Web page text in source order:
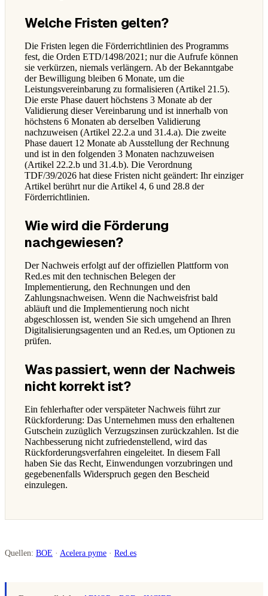
Welche Fristen gelten?
Die Fristen legen die Förderrichtlinien des Programms
fest, die Orden ETD/1498/2021; nur die Aufrufe können
sie verkürzen, niemals verlängern. Ab der Bekanntgabe
der Bewilligung bleiben 6 Monate, um die
Leistungsvereinbarung zu formalisieren (Artikel 21.5).
Die erste Phase dauert höchstens 3 Monate ab der
Validierung dieser Vereinbarung und ist innerhalb von
höchstens 6 Monaten ab derselben Validierung
nachzuweisen (Artikel 22.2.a und 31.4.a). Die zweite
Phase dauert 12 Monate ab Ausstellung der Rechnung
und ist in den folgenden 3 Monaten nachzuweisen
(Artikel 22.2.b und 31.4.b). Die Verordnung
TDF/39/2026 hat diese Fristen nicht geändert: Ihr einziger
Artikel berührt nur die Artikel 4, 6 und 28.8 der
Förderrichtlinien.
Wie wird die Förderung
nachgewiesen?
Der Nachweis erfolgt auf der offiziellen Plattform von
Red.es mit den technischen Belegen der
Implementierung, den Rechnungen und den
Zahlungsnachweisen. Wenn die Nachweisfrist bald
abläuft und die Implementierung noch nicht
abgeschlossen ist, wenden Sie sich umgehend an Ihren
Digitalisierungsagenten und an Red.es, um Optionen zu
prüfen.
Was passiert, wenn der Nachweis
nicht korrekt ist?
Ein fehlerhafter oder verspäteter Nachweis führt zur
Rückforderung: Das Unternehmen muss den erhaltenen
Gutschein zuzüglich Verzugszinsen zurückzahlen. Ist die
Nachbesserung nicht zufriedenstellend, wird das
Rückforderungsverfahren eingeleitet. In diesem Fall
haben Sie das Recht, Einwendungen vorzubringen und
gegebenenfalls Widerspruch gegen den Bescheid
einzulegen.
Quellen: BOE · Acelera pyme · Red.es